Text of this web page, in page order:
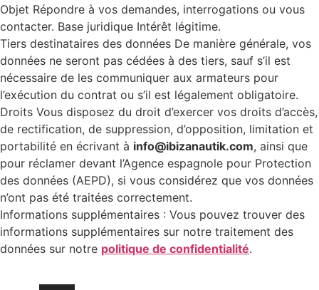
Objet Répondre à vos demandes, interrogations ou vous
contacter. Base juridique Intérêt légitime.
Tiers destinataires des données De manière générale, vos
données ne seront pas cédées à des tiers, sauf s’il est
nécessaire de les communiquer aux armateurs pour
l’exécution du contrat ou s’il est légalement obligatoire.
Droits Vous disposez du droit d’exercer vos droits d’accès,
de rectification, de suppression, d’opposition, limitation et
portabilité en écrivant à info@ibizanautik.com, ainsi que
pour réclamer devant l’Agence espagnole pour Protection
des données (AEPD), si vous considérez que vos données
n’ont pas été traitées correctement.
Informations supplémentaires : Vous pouvez trouver des
informations supplémentaires sur notre traitement des
données sur notre politique de confidentialité.